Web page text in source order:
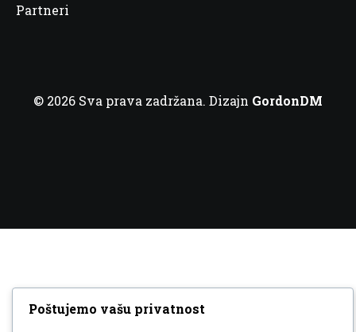
Partneri
© 2026 Sva prava zadržana. Dizajn GordonDM
Poštujemo vašu privatnost